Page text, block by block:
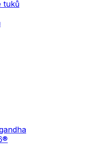
tuků